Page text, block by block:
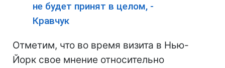
не будет принят в целом, -
Кравчук
Отметим, что во время визита в Нью-
Йорк свое мнение относительно